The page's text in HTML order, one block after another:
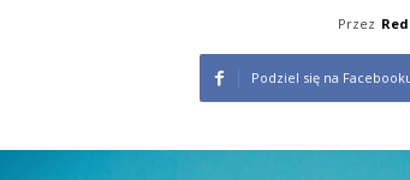
Przez
Podziel się na